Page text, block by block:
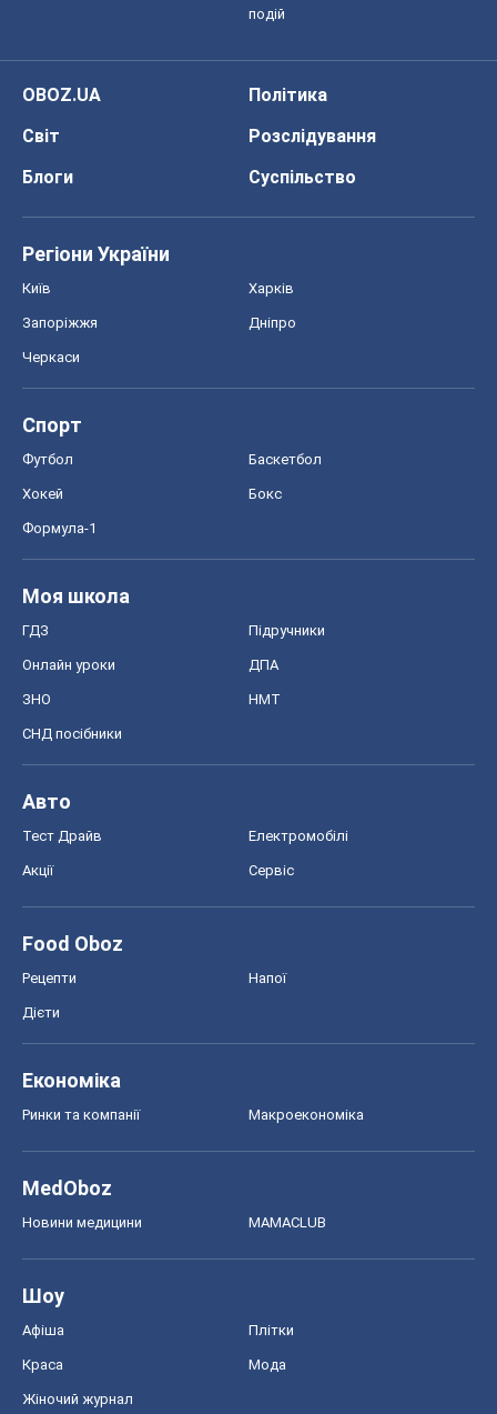
подій
OBOZ.UA
Політика
Світ
Розслідування
Блоги
Суспільство
Регіони України
Київ Харків
Запоріжжя Дніпро
Черкаси
Спорт
Футбол Баскетбол
Хокей Бокс
Формула-1
Моя школа
ГДЗ Підручники
Онлайн уроки ДПА
ЗНО НМТ
СНД посібники
Авто
Тест Драйв Електромобілі
Акції Сервіс
Food Oboz
Рецепти Напої
Дієти
Економіка
Ринки та компанії Макроекономіка
MedOboz
Новини медицини MAMACLUB
Шоу
Афіша Плітки
Краса Мода
Жіночий журнал